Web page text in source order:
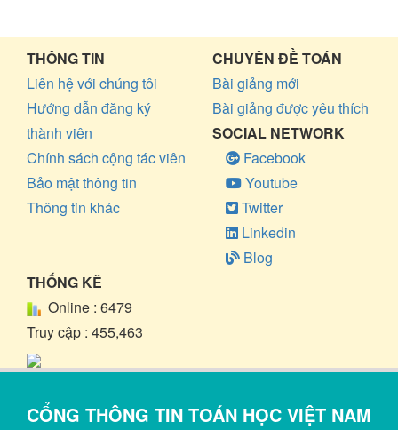
THÔNG TIN
Liên hệ với chúng tôi
Hướng dẫn đăng ký
thành viên
Chính sách cộng tác viên
Bảo mật thông tin
Thông tin khác
CHUYÊN ĐỀ TOÁN
Bài giảng mới
Bài giảng được yêu thích
SOCIAL NETWORK
Facebook
Youtube
Twitter
Linkedin
Blog
THỐNG KÊ
Online : 6479
Truy cập : 455,463
CỔNG THÔNG TIN TOÁN HỌC VIỆT NAM